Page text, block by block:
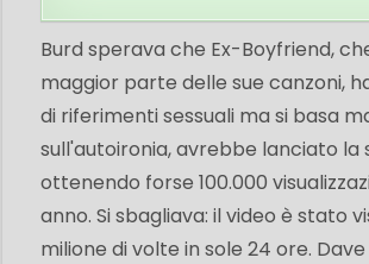
Burd sperava che Ex-Boyfriend,
maggior parte delle sue canzoni,
di riferimenti sessuali ma si basa
sull'autoironia, avrebbe lanciato la
ottenendo forse 100.000
anno. Si sbagliava: il video è stato
milione di volte in sole 24 ore. Dave